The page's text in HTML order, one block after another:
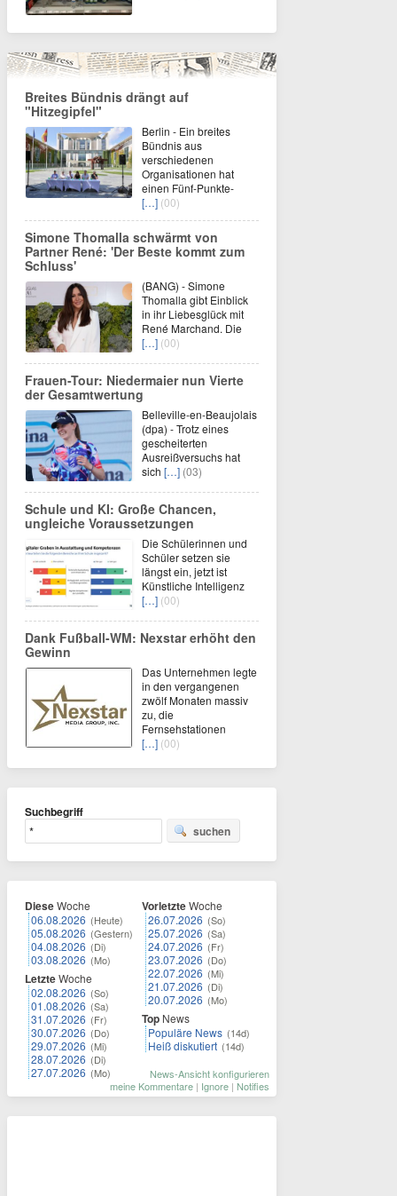
Breites Bündnis drängt auf
"Hitzegipfel"
Berlin - Ein breites
Bündnis aus
verschiedenen
Organisationen hat
einen Fünf-Punkte-
[…] (00)
Simone Thomalla schwärmt von
Partner René: 'Der Beste kommt zum
Schluss'
(BANG) - Simone
Thomalla gibt Einblick
in ihr Liebesglück mit
René Marchand. Die
[…] (00)
Frauen-Tour: Niedermaier nun Vierte
der Gesamtwertung
Belleville-en-Beaujolais
(dpa) - Trotz eines
gescheiterten
Ausreißversuchs hat
sich […] (03)
Schule und KI: Große Chancen,
ungleiche Voraussetzungen
Die Schülerinnen und
Schüler setzen sie
längst ein, jetzt ist
Künstliche Intelligenz
[…] (00)
Dank Fußball-WM: Nexstar erhöht den
Gewinn
Das Unternehmen legte
in den vergangenen
zwölf Monaten massiv
zu, die
Fernsehstationen
[…] (00)
Suchbegriff
suchen
DieseWoche
06.08.2026 (Heute)
05.08.2026 (Gestern)
04.08.2026 (Di)
03.08.2026 (Mo)
LetzteWoche
02.08.2026 (So)
01.08.2026 (Sa)
31.07.2026 (Fr)
30.07.2026 (Do)
29.07.2026 (Mi)
28.07.2026 (Di)
27.07.2026 (Mo)
VorletzteWoche
26.07.2026 (So)
25.07.2026 (Sa)
24.07.2026 (Fr)
23.07.2026 (Do)
22.07.2026 (Mi)
21.07.2026 (Di)
20.07.2026 (Mo)
Top News
Populäre News (14d)
Heiß diskutiert (14d)
News-Ansicht konfigurieren
meine Kommentare | Ignore | Notifies